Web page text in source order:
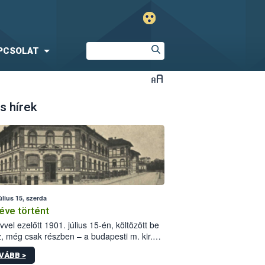
hírek
15, szerda
történt
ezelőtt 1901. július 15-én, költözött be
még csak részben – a budapesti m. kir.
állomás a Kis Rókus utca
alatti, Czigler Győző által tervezett új
>